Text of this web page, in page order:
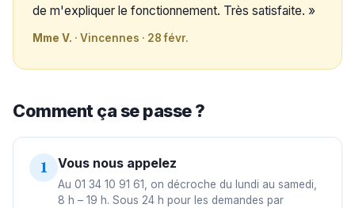
de m'expliquer le fonctionnement. Très satisfaite. »
Mme V. · Vincennes · 28 févr.
Comment ça se passe ?
1 Vous nous appelez
Au 01 34 10 91 61, on décroche du lundi au samedi,
8 h – 19 h. Sous 24 h pour les demandes par